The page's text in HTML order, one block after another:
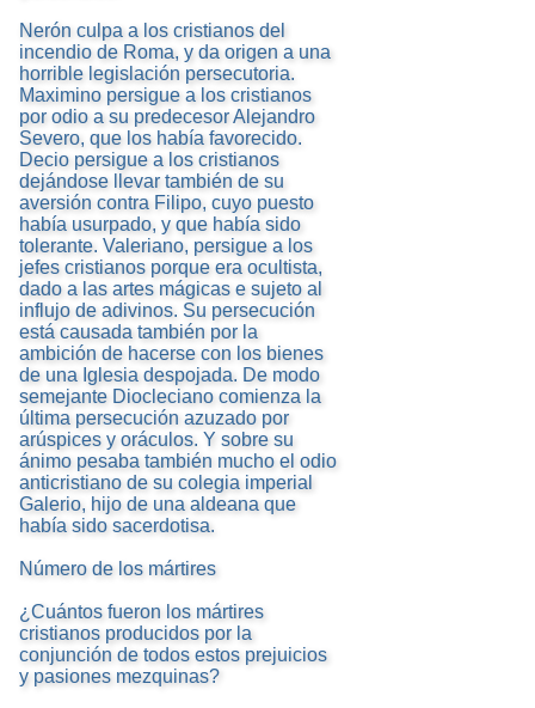
Nerón culpa a los cristianos del
incendio de Roma, y da origen a una
horrible legislación persecutoria.
Maximino persigue a los cristianos
por odio a su predecesor Alejandro
Severo, que los había favorecido.
Decio persigue a los cristianos
dejándose llevar también de su
aversión contra Filipo, cuyo puesto
había usurpado, y que había sido
tolerante. Valeriano, persigue a los
jefes cristianos porque era ocultista,
dado a las artes mágicas e sujeto al
influjo de adivinos. Su persecución
está causada también por la
ambición de hacerse con los bienes
de una Iglesia despojada. De modo
semejante Diocleciano comienza la
última persecución azuzado por
arúspices y oráculos. Y sobre su
ánimo pesaba también mucho el odio
anticristiano de su colegia imperial
Galerio, hijo de una aldeana que
había sido sacerdotisa.
Número de los mártires
¿Cuántos fueron los mártires
cristianos producidos por la
conjunción de todos estos prejuicios
y pasiones mezquinas?